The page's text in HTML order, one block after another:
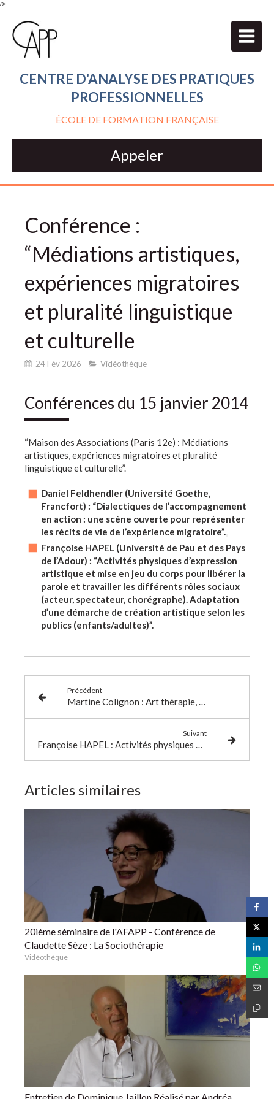
/>
CENTRE D'ANALYSE DES PRATIQUES
PROFESSIONNELLES
ÉCOLE DE FORMATION FRANÇAISE
Appeler
Conférence :
“Médiations artistiques,
expériences migratoires
et pluralité linguistique
et culturelle
24 Fév 2026 Vidéothèque
Conférences du 15 janvier 2014
“Maison des Associations (Paris 12e) : Médiations
artistiques, expériences migratoires et pluralité
linguistique et culturelle”.
Daniel Feldhendler (Université Goethe,
Francfort) : “Dialectiques de l’accompagnement
en action : une scène ouverte pour représenter
les récits de vie de l’expérience migratoire”.
Françoise HAPEL (Université de Pau et des Pays
de l’Adour) : “Activités physiques d’expression
artistique et mise en jeu du corps pour libérer la
parole et travailler les différents rôles sociaux
(acteur, spectateur, chorégraphe). Adaptation
d’une démarche de création artistique selon les
publics (enfants/adultes)”.
Précédent
Suivant
Articles similaires
20ième séminaire de l'AFAPP - Conférence de
Claudette Sèze : La Sociothérapie
Vidéothèque
Entretien de Dominique Jaillon Réalisé par Andréa